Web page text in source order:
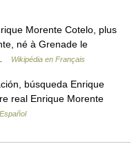
Morente Cotelo, plus
né à Grenade le
Wikipédia en Français
búsqueda Enrique
real Enrique Morente